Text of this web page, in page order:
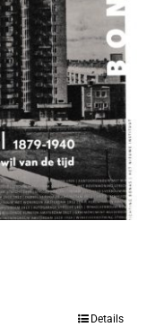
Details